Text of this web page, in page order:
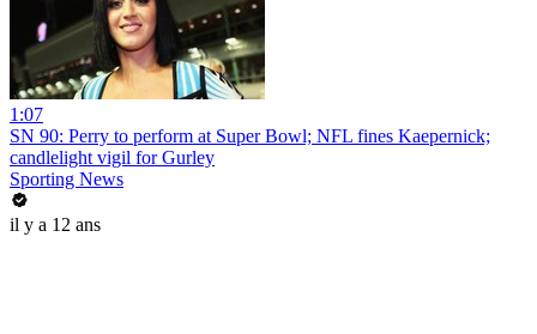
1:07
SN 90: Perry to perform at Super Bowl; NFL fines Kaepernick;
candlelight vigil for Gurley
Sporting News
il y a 12 ans